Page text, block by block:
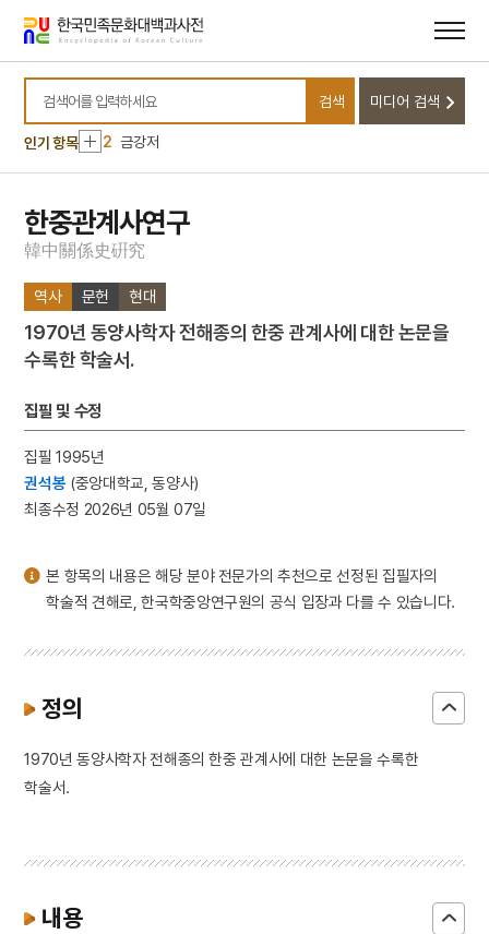
바로가기
바로가기
검색어를 입력하세요
검색 미디어 검색
인기 항목
10 대계서원
1 길사
2 금강저
3 비장산 금곡사
4
성이문
5
절기
7
광천선굴
8 금성대군
9
당초문
1 길사
2
3 비장산 금곡사
5 절기
6 정여창
한중관계사연구
韓中關係史硏究
역사 문헌 현대
1970년 동양사학자 전해종의 한중 관계사에 대한 논문을
수록한 학술서.
집필 및 수정
집필 1995년
권석봉 (중앙대학교, 동양사)
최종수정 2026년 05월 07일
본 항목의 내용은 해당 분야 전문가의 추천으로 선정된 집필자의
학술적 견해로, 한국학중앙연구원의 공식 입장과 다를 수 있습니다.
정의
1970년 동양사학자 전해종의 한중 관계사에 대한 논문을 수록한
학술서.
내용